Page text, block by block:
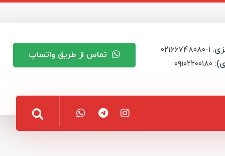
تماس از طریق واتساپ
: ۱-۰۲۱۶۶۷۴۸۰۸۰
: ۰۹۱۰۲۲۰۰۱۸۰